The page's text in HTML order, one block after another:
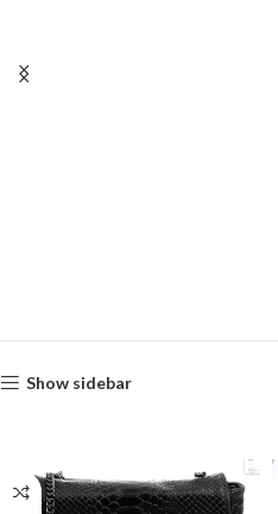
Show sidebar